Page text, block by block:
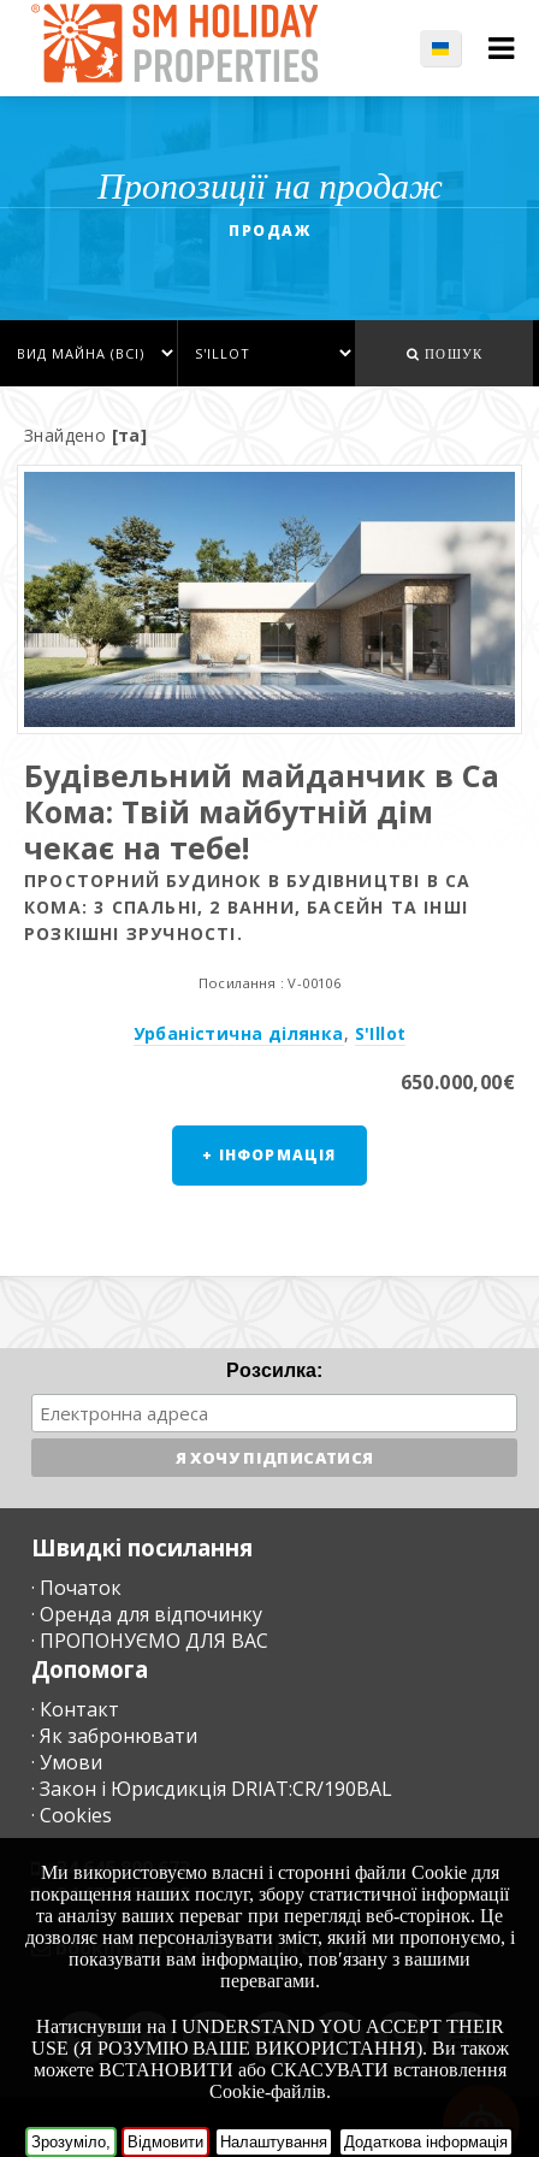
Пропозиції на продаж
ПРОДАЖ
ПОШУК
Знайдено [та]
Будівельний майданчик в Са
Кома: Твій майбутній дім
чекає на тебе!
ПРОСТОРНИЙ БУДИНОК В БУДІВНИЦТВІ В СА
КОМА: 3 СПАЛЬНІ, 2 ВАННИ, БАСЕЙН ТА ІНШІ
РОЗКІШНІ ЗРУЧНОСТІ.
Посилання : V-00106
Урбаністична ділянка, S'Illot
650.000,00€
+ ІНФОРМАЦІЯ
Розсилка:
Швидкі посилання
· Початок
· Оренда для відпочинку
· ПРОПОНУЄМО ДЛЯ ВАС
Допомога
· Контакт
· Як забронювати
· Умови
· Закон і Юрисдикція DRIAT:CR/190BAL
· Cookies
+34 645 899 673
+34 638 455 158
moc.acrollamanaltevs@gnikoob
- HOME
Ми використовуємо власні і сторонні файли Cookie для
покращення наших послуг, збору статистичної інформації
та аналізу ваших переваг при перегляді веб-сторінок. Це
дозволяє нам персоналізувати зміст, який ми пропонуємо, і
показувати вам інформацію, пов′язану з вашими
перевагами.
Натиснувши на I UNDERSTAND YOU ACCEPT THEIR
USE (Я РОЗУМІЮ ВАШЕ ВИКОРИСТАННЯ). Ви також
можете ВСТАНОВИТИ або СКАСУВАТИ встановлення
Cookie-файлів.
Зрозуміло, Відмовити Налаштування Додаткова інформація